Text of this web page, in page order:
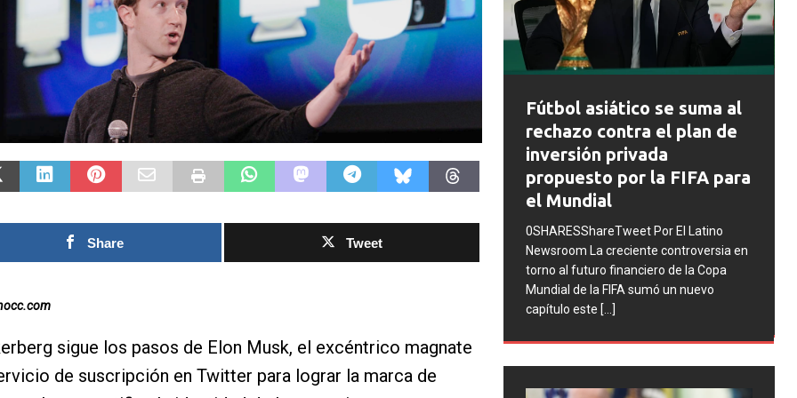
Share Tweet
sigue los pasos de Elon Musk, el excéntrico magnate
de suscripción en Twitter para lograr la marca de
Las Islas Malvinas y el
deporte: una historia de
identidad, memoria y
pasión nacional
0SHARESShareTweet Por El Latino
Newsroom El deporte ha sido, a lo largo
de la historia, mucho más que una
[...]
Fútbol asiático se suma al
rechazo contra el plan de
propuesto por la FIFA para
Newsroom La creciente controversia en
FIFA abre expedientes
disciplinarios contra
Argentina tras los
incidentes en la final del
Mundial 2026
0SHARESShareTweet Por El Latino
Newsroom La FIFA inició una serie de
procesos disciplinarios contra la
Asociación del Fútbol Argentino (AFA),
cuatro integrantes de la selección